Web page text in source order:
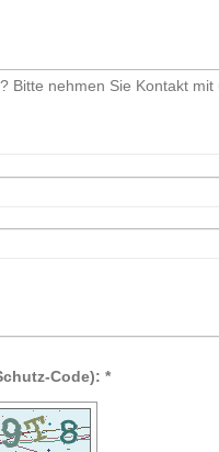
Bitte nehmen Sie Kontakt mit
Captcha (Spam-Schutz-Code): *